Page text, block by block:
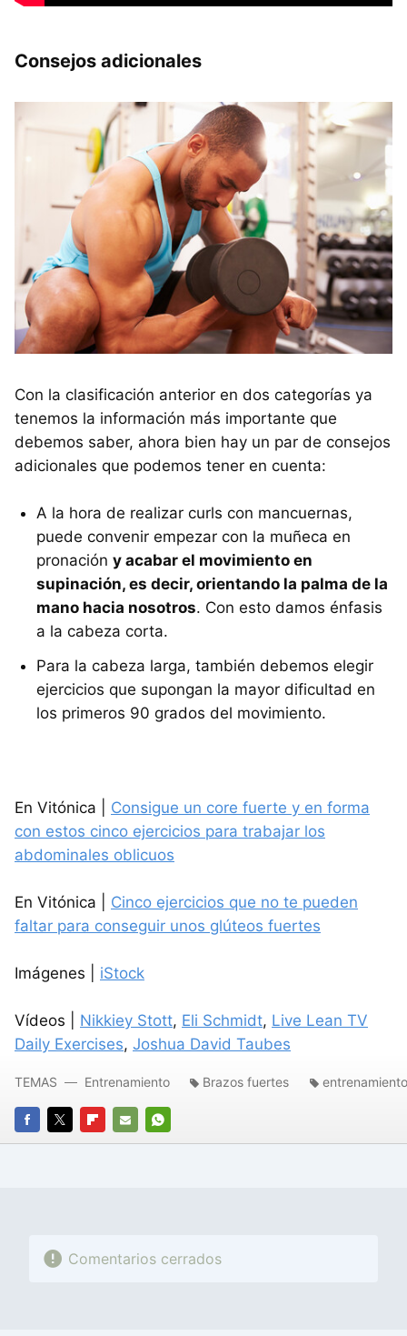
Consejos adicionales
Con la clasificación anterior en dos categorías ya
tenemos la información más importante que
debemos saber, ahora bien hay un par de consejos
adicionales que podemos tener en cuenta:
A la hora de realizar curls con mancuernas,
puede convenir empezar con la muñeca en
pronación y acabar el movimiento en
supinación, es decir, orientando la palma de la
mano hacia nosotros. Con esto damos énfasis
a la cabeza corta.
Para la cabeza larga, también debemos elegir
ejercicios que supongan la mayor dificultad en
los primeros 90 grados del movimiento.
En Vitónica | Consigue un core fuerte y en forma
con estos cinco ejercicios para trabajar los
abdominales oblicuos
En Vitónica | Cinco ejercicios que no te pueden
faltar para conseguir unos glúteos fuertes
Imágenes | iStock
Vídeos | Nikkiey Stott, Eli Schmidt, Live Lean TV
Daily Exercises, Joshua David Taubes
FACEBOOK
TWITTERFLIPBOARD
E-
WHATSAPP
TEMAS Entrenamiento Brazos fuertes
Comentarios cerrados